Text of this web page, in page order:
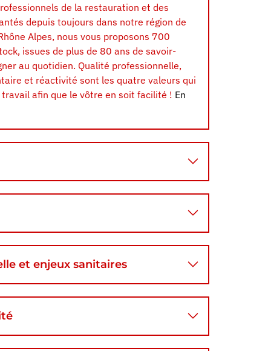
de la restauration et des
depuis toujours dans notre région de
Alpes, nous vous proposons 700
issues de plus de 80 ans de savoir-
au quotidien. Qualité professionnelle,
et réactivité sont les quatre valeurs qui
afin que le vôtre en soit facilité ! En
et enjeux sanitaires